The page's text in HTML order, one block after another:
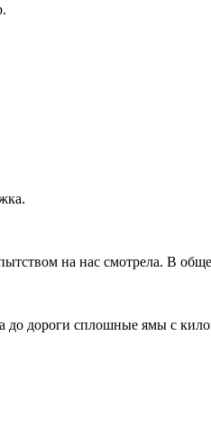
на нас смотрела. В
дороги сплошные ямы с